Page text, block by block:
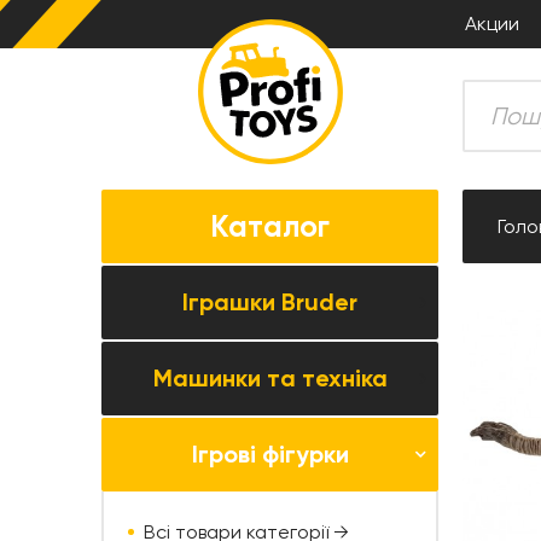
Акции
Каталог
Іграшки Bruder
Всі товари категорії →
Комбайни
Трактори
Машинки та техніка
Усі товари категорії →
Ігрові фігурки
Всі товари категорії →